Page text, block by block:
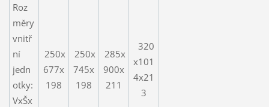
Roz
měry
vnitř
ní
jedn
otky:
VxŠx
250x
677x
198
250x
745x
198
285x
900x
211
320
x101
4x21
3